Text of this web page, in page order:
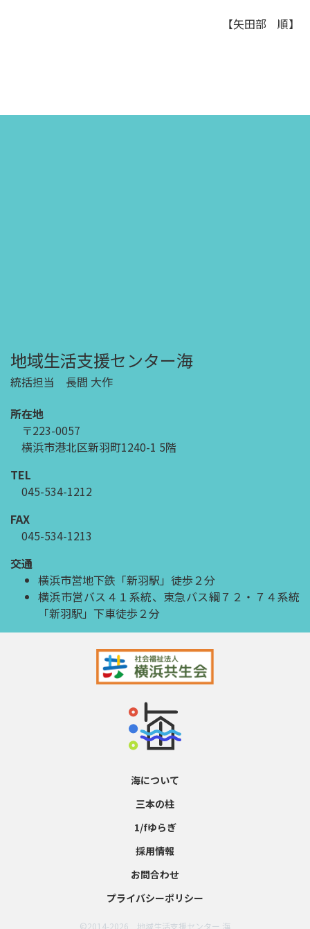
【矢田部 順】
地域生活支援センター海
統括担当 長間 大作
所在地
〒223-0057
横浜市港北区新羽町1240-1 5階
TEL
045-534-1212
FAX
045-534-1213
交通
横浜市営地下鉄「新羽駅」徒歩２分
横浜市営バス４１系統、東急バス綱７２・７４系統
「新羽駅」下車徒歩２分
海について
三本の柱
1/fゆらぎ
採用情報
お問合わせ
プライバシーポリシー
©2014-2026 地域生活支援センター 海